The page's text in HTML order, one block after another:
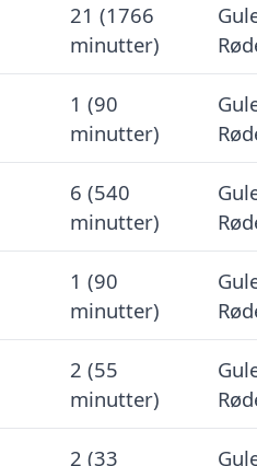
21 (1766
minutter)
1 (90
minutter)
6 (540
minutter)
1 (90
minutter)
2 (55
minutter)
2 (33